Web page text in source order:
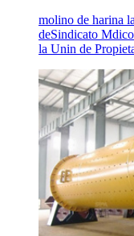
molino de harina
deSindicato
la Unin de